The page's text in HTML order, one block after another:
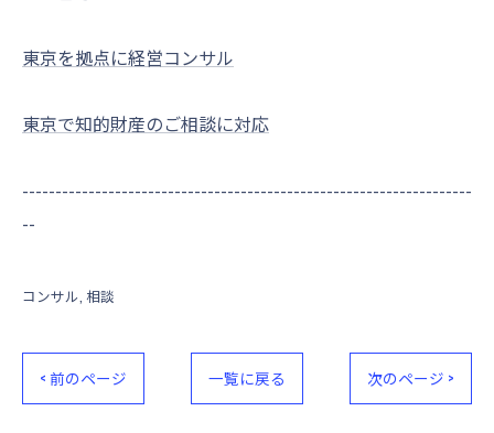
東京を拠点に経営コンサル
東京で知的財産のご相談に対応
--------------------------------------------------------------------
--
コンサル 相談
< 前のページ 一覧に戻る 次のページ >